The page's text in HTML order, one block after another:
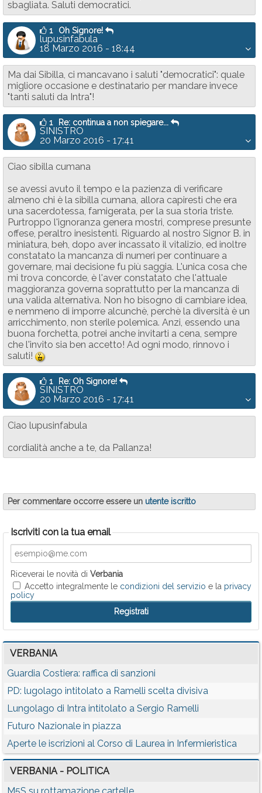
sbagliata. Saluti democratici.
1 Oh Signore!
lupusinfabula
18 Marzo 2016 - 18:44
Ma dai Sibilla, ci mancavano i saluti "democratici": quale
migliore occasione e destinatario per mandare invece
"tanti saluti da Intra"!
1 Re: continua a non spiegare...
SINISTRO
20 Marzo 2016 - 17:41
Ciao sibilla cumana
se avessi avuto il tempo e la pazienza di verificare
almeno chi è la sibilla cumana, allora capiresti che era
una sacerdotessa, famigerata, per la sua storia triste.
Purtroppo l'ignoranza genera mostri, comprese presunte
offese, peraltro inesistenti. Riguardo al nostro Signor B. in
miniatura, beh, dopo aver incassato il vitalizio, ed inoltre
constatato la mancanza di numeri per continuare a
governare, mai decisione fu più saggia. L'unica cosa che
mi trova concorde, è l'aver constatato che l'attuale
maggioranza governa soprattutto per la mancanza di
una valida alternativa. Non ho bisogno di cambiare idea,
e nemmeno di imporre alcunchè, perchè la diversità è un
arricchimento, non sterile polemica. Anzi, essendo una
buona forchetta, potrei anche invitarti a cena, sempre
che l'invito sia ben accetto! Ad ogni modo, rinnovo i
saluti!
:-D
1 Re: Oh Signore!
SINISTRO
20 Marzo 2016 - 17:41
Ciao lupusinfabula
cordialità anche a te, da Pallanza!
Per commentare occorre essere un utente iscritto
Iscriviti con la tua email
Riceverai le novità di Verbania
Accetto integralmente le condizioni del servizio e la privacy
policy
VERBANIA
Guardia Costiera: raffica di sanzioni
PD: lugolago intitolato a Ramelli scelta divisiva
Lungolago di Intra intitolato a Sergio Ramelli
Futuro Nazionale in piazza
Aperte le iscrizioni al Corso di Laurea in Infermieristica
VERBANIA - POLITICA